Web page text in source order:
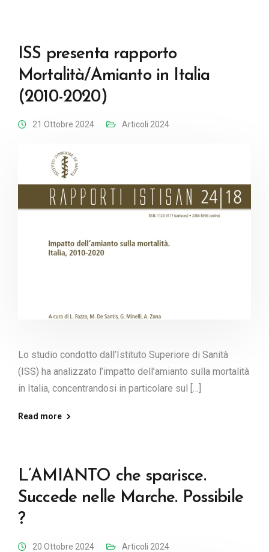
ISS presenta rapporto
Mortalità/Amianto in Italia
(2010-2020)
21 Ottobre 2024 Articoli 2024
Lo studio condotto dall’Istituto Superiore di Sanità
(ISS) ha analizzato l’impatto dell’amianto sulla mortalità
in Italia, concentrandosi in particolare sul […]
Read more
L’AMIANTO che sparisce.
Succede nelle Marche. Possibile
?
20 Ottobre 2024 Articoli 2024